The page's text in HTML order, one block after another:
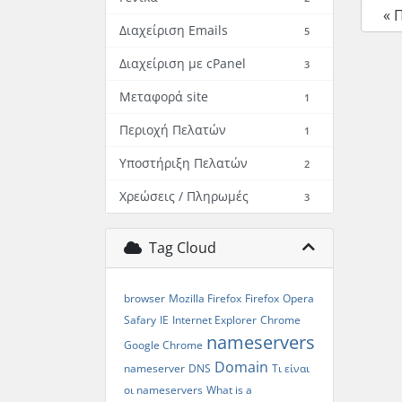
Διαχείριση Emails 5
Διαχείριση με cPanel 3
Μεταφορά site 1
Περιοχή Πελατών 1
Υποστήριξη Πελατών 2
Χρεώσεις / Πληρωμές 3
Tag Cloud
browser Mozilla Firefox Firefox Opera
Safary IE Internet Explorer Chrome
Google Chrome nameservers
nameserver DNS Domain Τι είναι
οι nameservers What is a
«